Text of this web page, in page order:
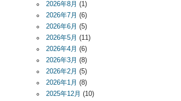
2026年8月 (1)
2026年7月 (6)
2026年6月 (5)
2026年5月 (11)
2026年4月 (6)
2026年3月 (8)
2026年2月 (5)
2026年1月 (8)
2025年12月 (10)